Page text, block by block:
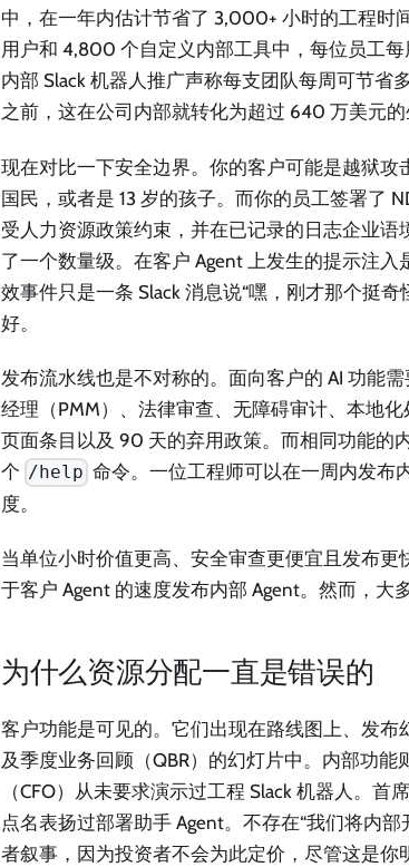
中，在一年内估计节省了 3,000+ 小时的工程时
用户和 4,800 个自定义内部工具中，每位员工
内部 Slack 机器人推广声称每支团队每周可节省
之前，这在公司内部就转化为超过 640 万美元的
现在对比一下安全边界。你的客户可能是越狱
国民，或者是 13 岁的孩子。而你的员工签署了
受人力资源政策约束，并在已记录的日志企业语
了一个数量级。在客户 Agent 上发生的提示注
效事件只是一条 Slack 消息说“嘿，刚才那个挺
好。
发布流水线也是不对称的。面向客户的 AI 功能
经理（PMM）、法律审查、无障碍审计、本地
页面条目以及 90 天的弃用政策。而相同功能的
个 /help 命令。一位工程师可以在一周内发布
度。
当单位小时价值更高、安全审查更便宜且发布更
于客户 Agent 的速度发布内部 Agent。然而，大
为什么资源分配一直是错误的
客户功能是可见的。它们出现在路线图上、发布
及季度业务回顾（QBR）的幻灯片中。内部功
（CFO）从未要求演示过工程 Slack 机器人。首
点名表扬过部署助手 Agent。不存在“我们将内
者叙事，因为投资者不会为此定价，尽管这是你